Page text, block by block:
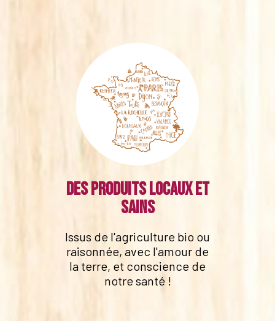
Des produits locaux et
sains
Issus de l'agriculture bio ou
raisonnée, avec l'amour de
la terre, et conscience de
notre santé !